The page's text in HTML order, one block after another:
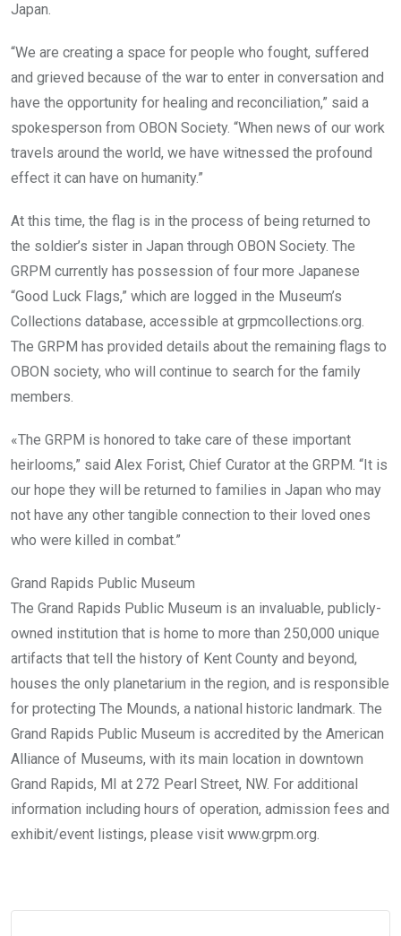
Japan.
“We are creating a space for people who fought, suffered
and grieved because of the war to enter in conversation and
have the opportunity for healing and reconciliation,” said a
spokesperson from OBON Society. “When news of our work
travels around the world, we have witnessed the profound
effect it can have on humanity.”
At this time, the flag is in the process of being returned to
the soldier’s sister in Japan through OBON Society. The
GRPM currently has possession of four more Japanese
“Good Luck Flags,” which are logged in the Museum’s
Collections database, accessible at grpmcollections.org.
The GRPM has provided details about the remaining flags to
OBON society, who will continue to search for the family
members.
«The GRPM is honored to take care of these important
heirlooms,” said Alex Forist, Chief Curator at the GRPM. “It is
our hope they will be returned to families in Japan who may
not have any other tangible connection to their loved ones
who were killed in combat.”
Grand Rapids Public Museum
The Grand Rapids Public Museum is an invaluable, publicly-
owned institution that is home to more than 250,000 unique
artifacts that tell the history of Kent County and beyond,
houses the only planetarium in the region, and is responsible
for protecting The Mounds, a national historic landmark. The
Grand Rapids Public Museum is accredited by the American
Alliance of Museums, with its main location in downtown
Grand Rapids, MI at 272 Pearl Street, NW. For additional
information including hours of operation, admission fees and
exhibit/event listings, please visit www.grpm.org.